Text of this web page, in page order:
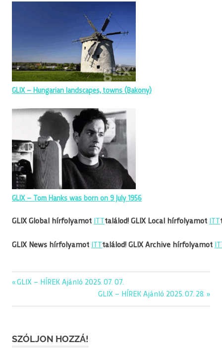
GLIX – Hungarian landscapes, towns (Bakony)
GLIX – Tom Hanks was born on 9 July 1956
GLIX Global hírfolyamot ITT találod! GLIX Local hírfolyamot ITT
GLIX News hírfolyamot ITT találod! GLIX Archive hírfolyamot
Bejegyzés
navigáció
Previous
GLIX – HÍREK Ajánló 2025. 07. 07.
Next
Post:
GLIX – HÍREK Ajánló 2025. 07. 28.
SZÓLJON HOZZÁ!